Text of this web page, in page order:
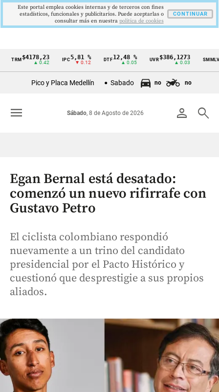
Cintillo
Colombia
TRM $4178,23
▲ 0.42
5,81 %
▼ 0.12
DTF12,48 %
▲ 0.05
UVR$386,1273
▲ 0.03
SMMLV
Pico y Placa Medellín Sabado no no
person search
Sábado, 8 de Agosto de 2026
menu
Egan Bernal está desatado:
comenzó un nuevo rifirrafe con
Gustavo Petro
El ciclista colombiano respondió
nuevamente a un trino del candidato
presidencial por el Pacto Histórico y
cuestionó que desprestigie a sus propios
aliados.
Este portal emplea cookies internas y de terceros con fines
estadísticos, funcionales y publicitarios. Puede aceptarlas o
consultar más en nuestra politica de cookies
CONTINUAR